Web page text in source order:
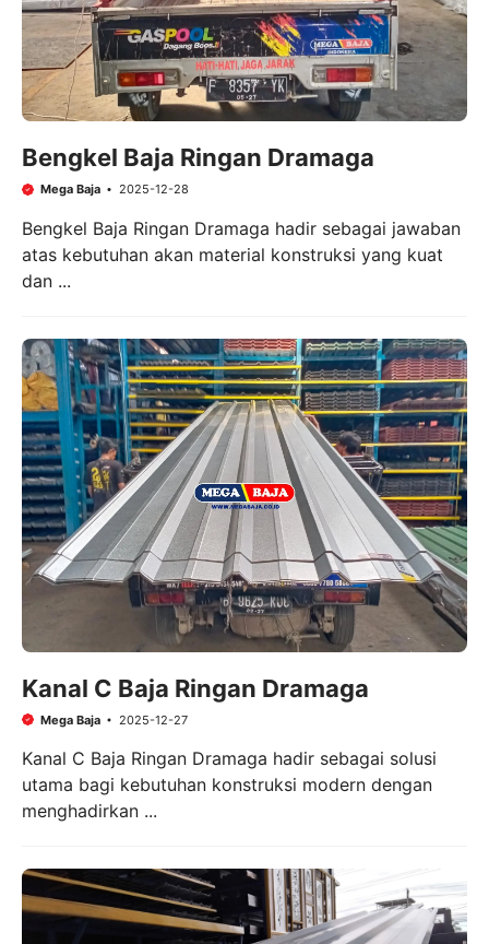
Bengkel Baja Ringan Dramaga
Mega Baja 2025-12-28
Bengkel Baja Ringan Dramaga hadir sebagai jawaban
atas kebutuhan akan material konstruksi yang kuat
dan ...
Kanal C Baja Ringan Dramaga
Mega Baja 2025-12-27
Kanal C Baja Ringan Dramaga hadir sebagai solusi
utama bagi kebutuhan konstruksi modern dengan
menghadirkan ...